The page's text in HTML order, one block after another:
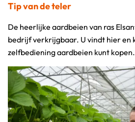
Tip van de teler
De heerlijke aardbeien van ras
bedrijf verkrijgbaar. U vindt hier en
zelfbediening aardbeien kunt